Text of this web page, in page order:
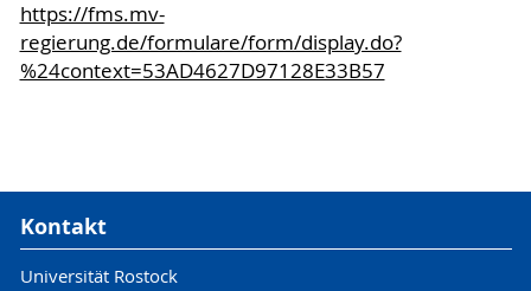
https://fms.mv-
regierung.de/formulare/form/display.do?
%24context=53AD4627D97128E33B57
Kontakt
Universität Rostock